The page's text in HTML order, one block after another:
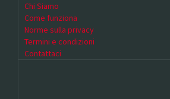
Chi Siamo
Come funziona
Norme sulla privacy
Termini e condizioni
Contattaci